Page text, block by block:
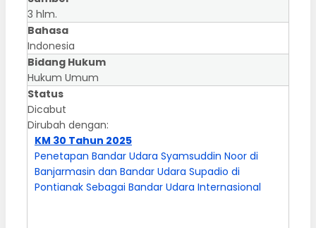
3 hlm.
Bahasa
Indonesia
Bidang Hukum
Hukum Umum
Status
Dicabut
Dirubah dengan:
KM 30 Tahun 2025
Penetapan Bandar Udara Syamsuddin Noor di
Banjarmasin dan Bandar Udara Supadio di
Pontianak Sebagai Bandar Udara Internasional